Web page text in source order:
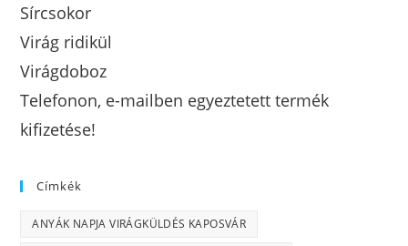
Sírcsokor
Virág ridikül
Virágdoboz
Telefonon, e-mailben egyeztetett termék
kifizetése!
Címkék
ANYÁK NAPJA VIRÁGKÜLDÉS KAPOSVÁR